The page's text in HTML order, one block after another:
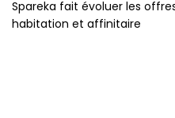
Spareka fait évoluer les
habitation et affinitaire